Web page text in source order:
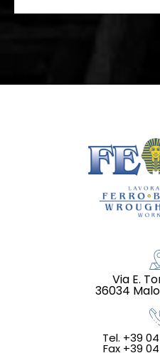
Via E.
36034
Tel. +39
Fax +39